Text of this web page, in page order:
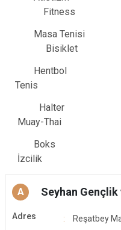
Fitness
Masa
Bisiklet
Tenis
Muay-Thai
Boks
İzcilik
A Seyhan
Adres
Reşatbey